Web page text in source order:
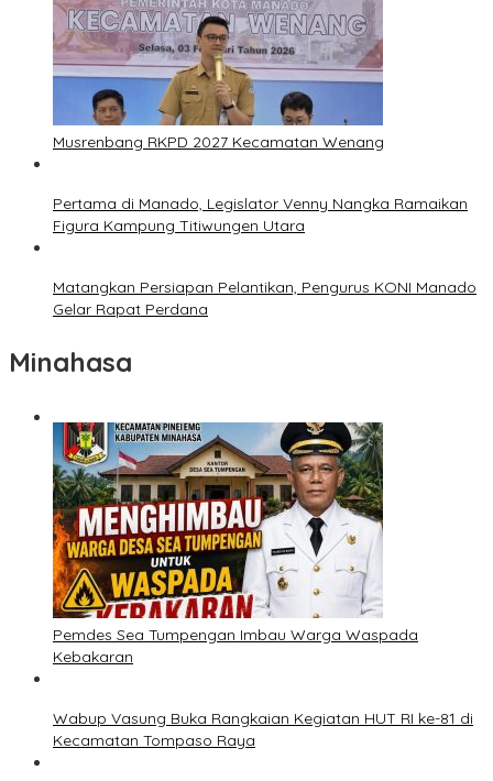
Musrenbang RKPD 2027 Kecamatan Wenang
Pertama di Manado, Legislator Venny Nangka Ramaikan
Figura Kampung Titiwungen Utara
Matangkan Persiapan Pelantikan, Pengurus KONI Manado
Gelar Rapat Perdana
Minahasa
Pemdes Sea Tumpengan Imbau Warga Waspada
Kebakaran
Wabup Vasung Buka Rangkaian Kegiatan HUT RI ke-81 di
Kecamatan Tompaso Raya